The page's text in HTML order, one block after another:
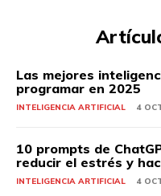
Las mejores
programar en 2025
INTELIGENCIA ARTIFICIAL 4
10 prompts de
reducir el estrés y
INTELIGENCIA ARTIFICIAL 4